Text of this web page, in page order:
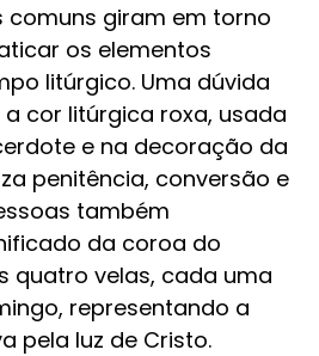
comuns giram em torno
os elementos
litúrgico. Uma dúvida
cor litúrgica roxa, usada
e na decoração da
penitência, conversão e
também
da coroa do
quatro velas, cada uma
representando a
pela luz de Cristo.